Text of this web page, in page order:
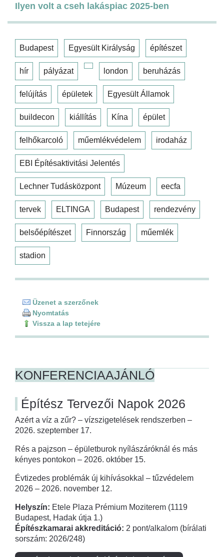
Ilyen volt a cseh lakáspiac 2025-ben
Budapest Egyesült Királyság építészet
hír pályázat london beruházás
felújítás épületek Egyesült Államok
buildecon kiállítás Kína épület
felhőkarcoló műemlékvédelem irodaház
EBI Építésaktivitási Jelentés
Lechner Tudásközpont Múzeum eecfa
tervek ELTINGA Budapest rendezvény
belsőépítészet Finnország műemlék
stadion
Üzenet a szerzőnek
Nyomtatás
Vissza a lap tetejére
KONFERENCIAAJÁNLÓ
Építész Tervezői Napok 2026
Azért a víz a zűr? – vízszigetelések rendszerben –
2026. szeptember 17.
Rés a pajzson – épületburok nyílászáróknál és más
kényes pontokon – 2026. október 15.
Évtizedes problémák új kihívásokkal – tűzvédelem
2026 – 2026. november 12.
Helyszín: Etele Plaza Prémium Moziterem (1119
Budapest, Hadak útja 1.)
Építészkamarai akkreditáció: 2 pont/alkalom (bírálati
sorszám: 2026/248)